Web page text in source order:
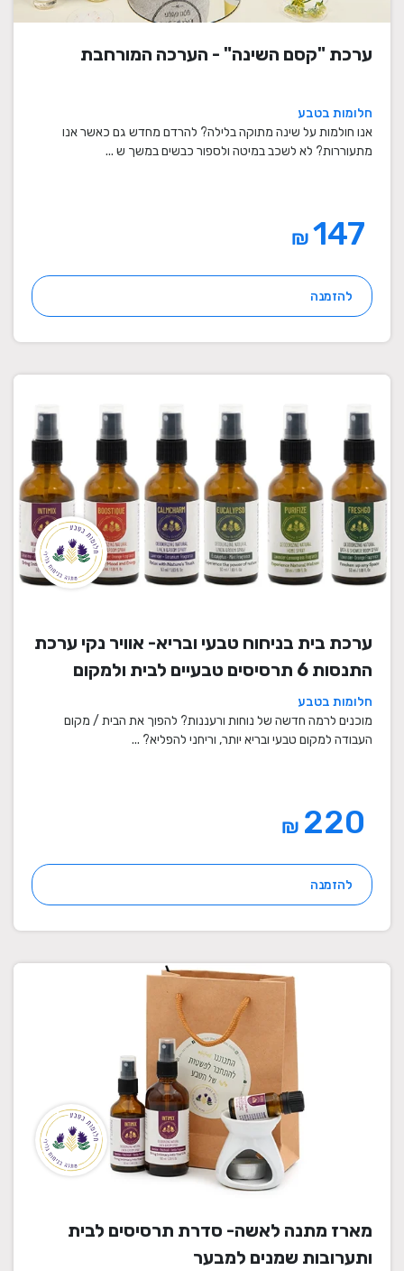
ערכת "קסם השינה" - הערכה המורחבת
חלומות בטבע
אנו חולמות על שינה מתוקה בלילה? להרדם מחדש גם כאשר אנו
מתעוררות? לא לשכב במיטה ולספור כבשים במשך ש ...
₪
להזמנה
ערכת בית בניחוח טבעי ובריא- אוויר נקי ערכת
התנסות 6 תרסיסים טבעיים לבית ולמקום
העבודה
חלומות בטבע
מוכנים לרמה חדשה של נוחות ורעננות? להפוך את הבית / מקום
העבודה למקום טבעי ובריא יותר, וריחני להפליא? ...
₪
להזמנה
מארז מתנה לאשה- סדרת תרסיסים לבית
ותערובות שמנים למבער